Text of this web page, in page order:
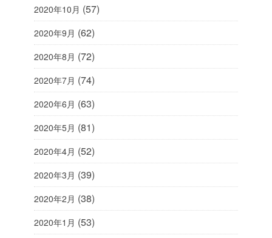
2020年10月 (57)
2020年9月 (62)
2020年8月 (72)
2020年7月 (74)
2020年6月 (63)
2020年5月 (81)
2020年4月 (52)
2020年3月 (39)
2020年2月 (38)
2020年1月 (53)